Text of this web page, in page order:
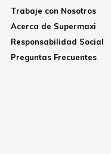
Trabaje con Nosotros
Acerca de Supermaxi
Responsabilidad Social
Preguntas Frecuentes